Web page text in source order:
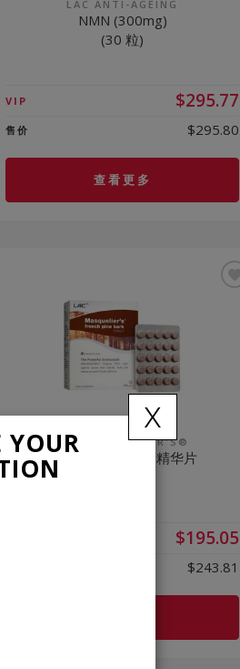
x
YOUR
LAC ANTI-AGEING
NMN (300mg)
(30 粒)
VIP $295.77
售价 $295.80
查看更多
LAC MASQUELIER'S®
法国松树皮提取物精华片
$195.05
$243.81